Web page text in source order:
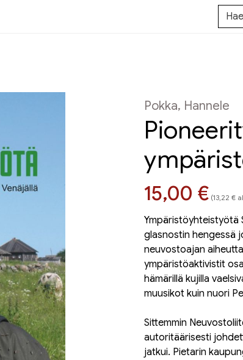
Pokka, Hannele
Hinta nyt
15,00 € (13,22 €
Ympäristöyhteistyötä
glasnostin hengessä
neuvostoajan
ympäristöaktivistit
hämärillä kujilla
muusikot kuin nuori
Sittemmin
autoritäärisesti
jatkui. Pietarin